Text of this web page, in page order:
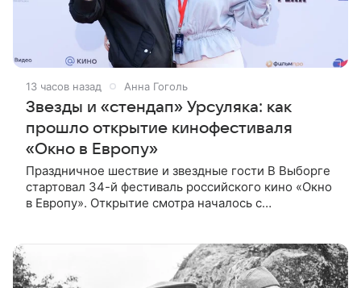
13 часов назад Анна Гоголь
Звезды и «стендап» Урсуляка: как
прошло открытие кинофестиваля
«Окно в Европу»
Праздничное шествие и звездные гости В Выборге
стартовал 34-й фестиваль российского кино «Окно
в Европу». Открытие смотра началось с